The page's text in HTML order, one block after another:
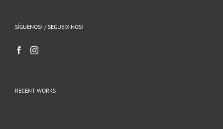
SÍGUENOS! / SEGUEIX-NOS!
RECENT WORKS